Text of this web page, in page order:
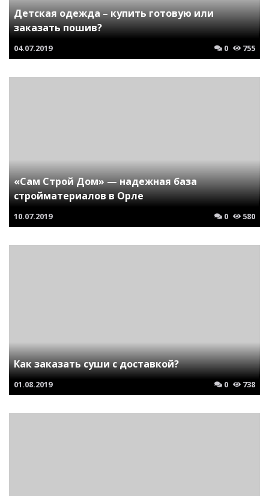
Детская одежда – купить готовую или
заказать пошив?
04.07.2019 0 755
«Сам Строй Дом» — надежная база
стройматериалов в Орле
10.07.2019 0 580
Как заказать суши с доставкой?
01.08.2019 0 738